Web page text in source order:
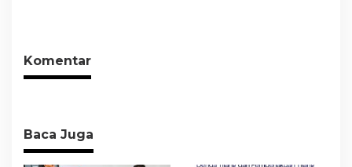
Sehat
Komentar
Baca Juga